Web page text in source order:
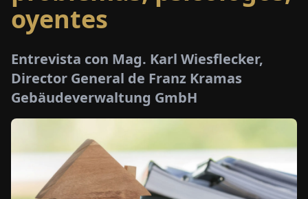
E-
oyentes
Entrevista con Mag. Karl Wiesflecker,
Director General de Franz Kramas
Gebäudeverwaltung GmbH